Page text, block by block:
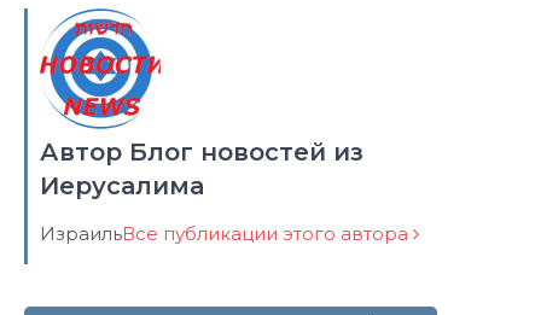
Автор Блог новостей из
Иерусалима
ИзраильВсе публикации этого автора